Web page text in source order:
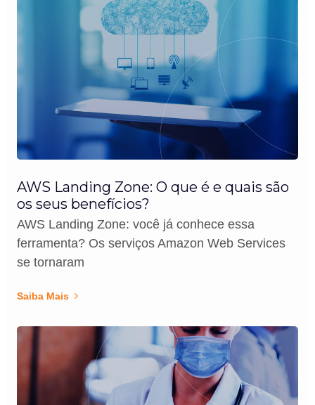
AWS Landing Zone: O que é e quais são
os seus benefícios?
AWS Landing Zone: você já conhece essa
ferramenta? Os serviços Amazon Web Services
se tornaram
Saiba Mais